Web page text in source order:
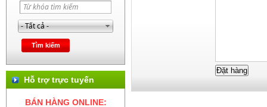
Hỗ trợ trực tuyến
BÁN HÀNG ONLINE: